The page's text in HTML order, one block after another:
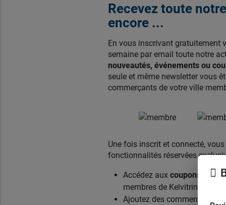
Recevez toute
encore ...
En vous inscrivant gratuitement
semaine par email toute notre
nouveautés, événements ou
seule et même newsletter vous
commerçants de votre ville
Une fois inscrit et connecté,
fonctionnalités réservées
Accédez aux coupons de
membres de Kelvitrine.com,
Ajoutez des commerçants